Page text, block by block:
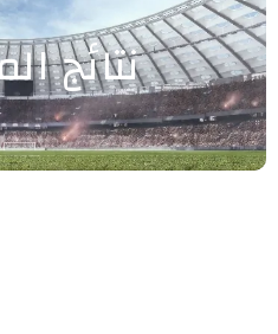
نتائج